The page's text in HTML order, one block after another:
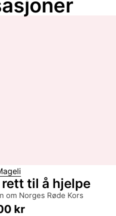
til å hjelpe
om Norges Røde Kors
kr